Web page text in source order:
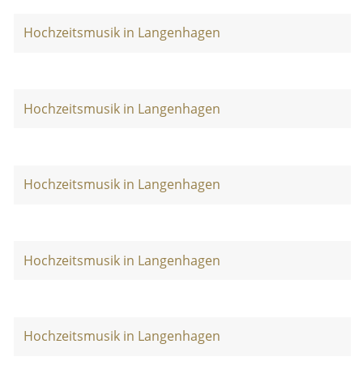
Hochzeitsmusik in Langenhagen
Hochzeitsmusik in Langenhagen
Hochzeitsmusik in Langenhagen
Hochzeitsmusik in Langenhagen
Hochzeitsmusik in Langenhagen